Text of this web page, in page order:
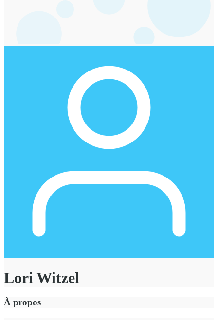
Lori Witzel
À propos